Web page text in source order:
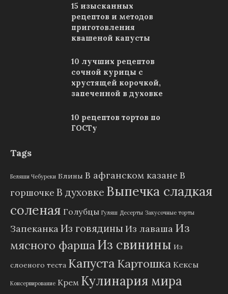
15 изысканных
рецептов и методов
приготовления
квашеной капусты
10 лучших рецептов
сочной курицы с
хрустящей корочкой,
запеченной в духовке
10 рецептов тортов по
ГОСТу
Tags
Беляши Чебуреки Блины В афганском казане В
горшочке В духовке Выпечка сладкая
соленая Голубцы Гуляш Десерты Закусочные торты
ЗапеканкаИз говядины Из лаваша Из
мясного фаршаИз свинины Из
слоеного теста Капуста Картошка Кексы
Консервирование Крем Кулинария мира